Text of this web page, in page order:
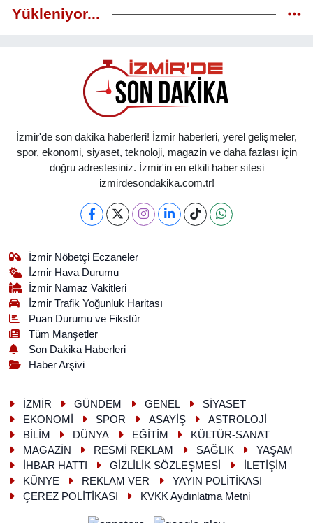
Yükleniyor...
İzmir'de son dakika haberleri! İzmir haberleri, yerel gelişmeler,
spor, ekonomi, siyaset, teknoloji, magazin ve daha fazlası için
doğru adrestesiniz. İzmir'in en etkili haber sitesi
izmirdesondakika.com.tr!
İzmir Nöbetçi Eczaneler
İzmir Hava Durumu
İzmir Namaz Vakitleri
İzmir Trafik Yoğunluk Haritası
Puan Durumu ve Fikstür
Tüm Manşetler
Son Dakika Haberleri
Haber Arşivi
İZMİR GÜNDEM GENEL
SİYASET
EKONOMİ
SPOR ASAYİŞ
ASTROLOJİ
BİLİM
DÜNYA EĞİTİM
KÜLTÜR-SANAT
MAGAZİN
RESMİ REKLAM SAĞLIK
YAŞAM
İHBAR HATTI
GİZLİLİK SÖZLEŞMESİ
İLETİŞİM
KÜNYE
REKLAM VER
YAYIN POLİTİKASI
ÇEREZ POLİTİKASI
KVKK Aydınlatma Metni